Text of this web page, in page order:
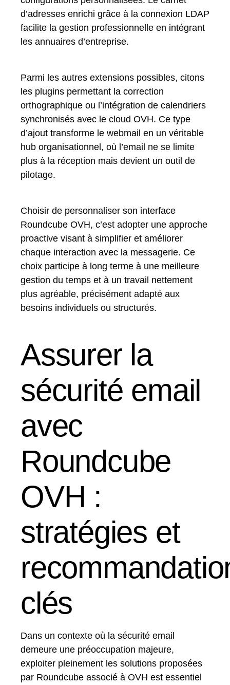
d’adresses enrichi grâce à la connexion LDAP
facilite la gestion professionnelle en intégrant
les annuaires d’entreprise.
Parmi les autres extensions possibles, citons
les plugins permettant la correction
orthographique ou l’intégration de calendriers
synchronisés avec le cloud OVH. Ce type
d’ajout transforme le webmail en un véritable
hub organisationnel, où l’email ne se limite
plus à la réception mais devient un outil de
pilotage.
Choisir de personnaliser son interface
Roundcube OVH, c’est adopter une approche
proactive visant à simplifier et améliorer
chaque interaction avec la messagerie. Ce
choix participe à long terme à une meilleure
gestion du temps et à un travail nettement
plus agréable, précisément adapté aux
besoins individuels ou structurés.
Assurer la
sécurité email
avec
Roundcube
OVH :
stratégies et
clés
Dans un contexte où la sécurité email
demeure une préoccupation majeure,
exploiter pleinement les solutions proposées
par Roundcube associé à OVH est essentiel